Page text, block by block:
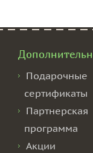
Подарочные
сертификаты
Партнерская
программа
Акции